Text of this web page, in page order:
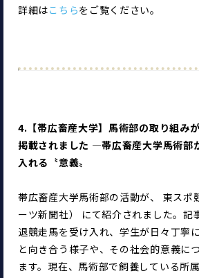
詳細はこちらをご覧ください。
4.【帯広畜産大学】馬術部の取り組み
掲載されました ―帯広畜産大学馬術部
入れる〝意義〟
帯広畜産大学馬術部の活動が、 東スポ
ーツ新聞社） にて紹介されました。記
退競走馬を受け入れ、学生が日々丁寧
と向き合う様子や、その社会的意義に
ます。現在、馬術部で飼養している所